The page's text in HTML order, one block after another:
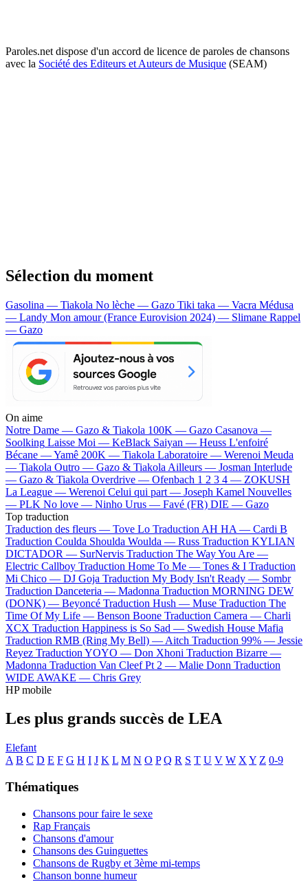
Paroles.net dispose d'un accord de licence de paroles de chansons
avec la Société des Editeurs et Auteurs de Musique (SEAM)
Sélection du moment
Gasolina — Tiakola No lèche — Gazo Tiki taka — Vacra Médusa
— Landy Mon amour (France Eurovision 2024) — Slimane Rappel
— Gazo
On aime
Notre Dame — Gazo & Tiakola 100K — Gazo Casanova —
Soolking Laisse Moi — KeBlack Saiyan — Heuss L'enfoiré
Bécane —Yamê 200K — Tiakola Laboratoire — Werenoi Meuda
— Tiakola Outro — Gazo & Tiakola Ailleurs — Josman Interlude
— Gazo & Tiakola Overdrive — Ofenbach 1 2 3 4 — ZOKUSH
La League — Werenoi Celui qui part — Joseph Kamel Nouvelles
— PLK No love — Ninho Urus — Favé (FR) DIE — Gazo
Top traduction
Traduction des fleurs — Tove Lo Traduction AH HA — Cardi B
Traduction Coulda Shoulda Woulda — Russ Traduction KYLIAN
DICTADOR — SurNervis Traduction The Way You Are —
Electric Callboy Traduction Home To Me — Tones & I Traduction
Mi Chico — DJ Goja Traduction My Body Isn't Ready — Sombr
Traduction Danceteria — Madonna Traduction MORNING DEW
(DONK) — Beyoncé Traduction Hush — Muse Traduction The
Time Of My Life — Benson Boone Traduction Camera — Charli
XCX Traduction Happiness is So Sad — Swedish House Mafia
Traduction RMB (Ring My Bell) — Aitch Traduction 99% — Jessie
Reyez Traduction YOYO — Don Xhoni Traduction Bizarre —
Madonna Traduction Van Cleef Pt 2 — Malie Donn Traduction
WIDE AWAKE — Chris Grey
HP mobile
Les plus grands succès de LEA
Elefant
A B C D E F G H I J K L M N O P Q R S T U V W X Y Z 0-9
Thématiques
Chansons pour faire le sexe
Rap Français
Chansons d'amour
Chansons des Guinguettes
Chansons de Rugby et 3ème mi-temps
Chanson bonne humeur